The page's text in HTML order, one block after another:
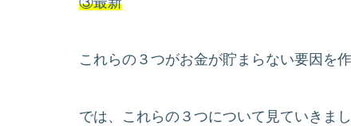
これらの３つがお金が貯まらない要因を
では、これらの３つについて見ていきまし